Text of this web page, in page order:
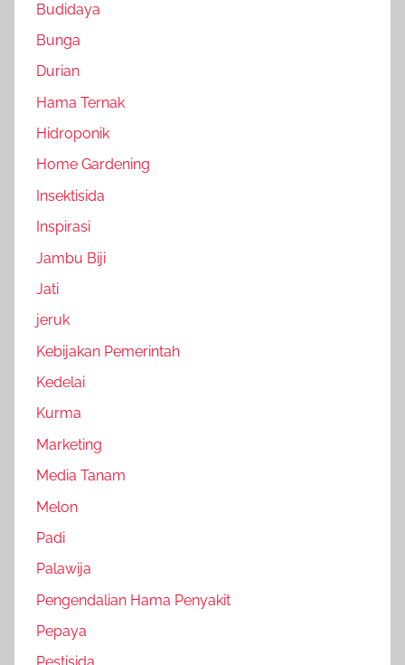
Budidaya
Bunga
Durian
Hama Ternak
Hidroponik
Home Gardening
Insektisida
Inspirasi
Jambu Biji
Jati
jeruk
Kebijakan Pemerintah
Kedelai
Kurma
Marketing
Media Tanam
Melon
Padi
Palawija
Pengendalian Hama Penyakit
Pepaya